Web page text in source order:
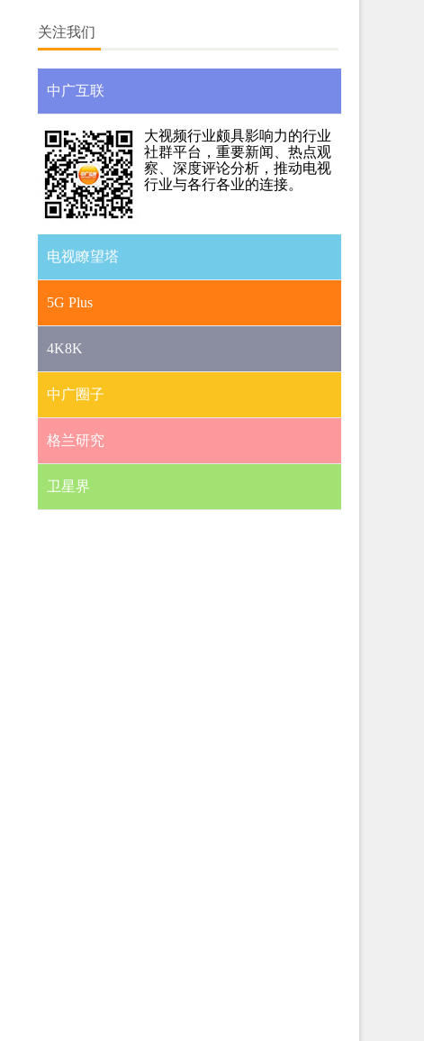
关注我们
中广互联
大视频行业颇具影响力的行业
社群平台，重要新闻、热点观
察、深度评论分析，推动电视
行业与各行各业的连接。
电视瞭望塔
5G Plus
4K8K
中广圈子
格兰研究
卫星界